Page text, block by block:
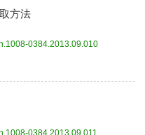
方法
0384.2013.09.010
0384.2013.09.011